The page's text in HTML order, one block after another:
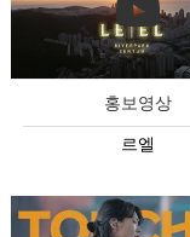
홍보영상
르엘